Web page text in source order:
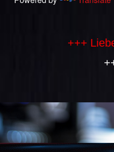
+++ Liebe
+++